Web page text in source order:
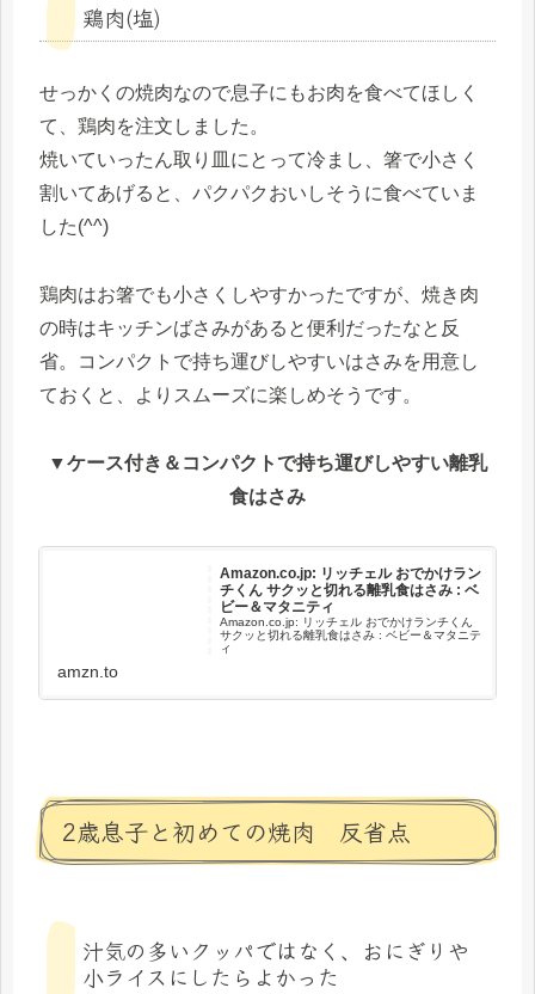
鶏肉(塩)
せっかくの焼肉なので息子にもお肉を食べてほしく
て、鶏肉を注文しました。
焼いていったん取り皿にとって冷まし、箸で小さく
割いてあげると、パクパクおいしそうに食べていま
した(^^)
鶏肉はお箸でも小さくしやすかったですが、焼き肉
の時はキッチンばさみがあると便利だったなと反
省。コンパクトで持ち運びしやすいはさみを用意し
ておくと、よりスムーズに楽しめそうです。
▼ケース付き＆コンパクトで持ち運びしやすい離乳
食はさみ
Amazon.co.jp: リッチェル おでかけラン
チくん サクッと切れる離乳食はさみ : ベ
ビー＆マタニティ
Amazon.co.jp: リッチェル おでかけランチくん
サクッと切れる離乳食はさみ : ベビー＆マタニテ
ィ
amzn.to
2歳息子と初めての焼肉 反省点
汁気の多いクッパではなく、おにぎりや
小ライスにしたらよかった